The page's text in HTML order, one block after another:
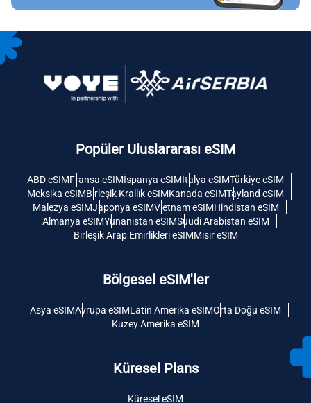
Popüler Uluslararası eSIM
ABD eSIMFransa eSIMİspanya eSIMİtalya eSIMTürkiye eSIM
Meksika eSIMBirleşik Krallık eSIMKanada eSIMTayland eSIM
Malezya eSIMJaponya eSIMVietnam eSIMHindistan eSIM
Almanya eSIMYunanistan eSIMSuudi Arabistan eSIM
Birleşik Arap Emirlikleri eSIMMısır eSIM
Bölgesel eSIM'ler
Asya eSIMAvrupa eSIMLatin Amerika eSIMOrta Doğu eSIM
Kuzey Amerika eSIM
Küresel Plans
Küresel eSIM